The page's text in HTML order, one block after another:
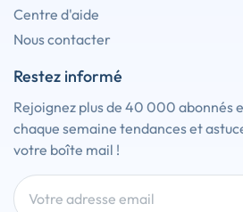
Centre d'aide
Nous contacter
Restez informé
Rejoignez plus de 40 000 abonnés
chaque semaine tendances et
votre boîte mail !